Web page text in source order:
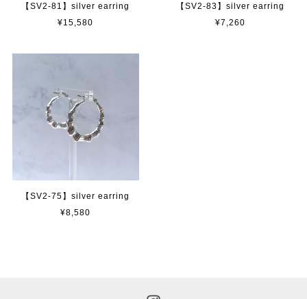
【SV2-81】silver earring
¥15,580
【SV2-83】silver earring
¥7,260
【SV2-75】silver earring
¥8,580